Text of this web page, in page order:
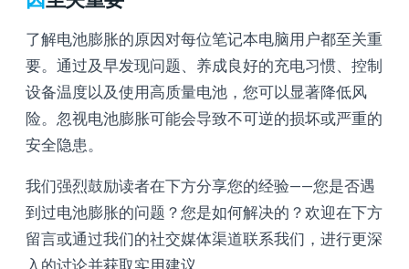
了解电池膨胀的原因对每位笔记本电脑用户都至关重
要。通过及早发现问题、养成良好的充电习惯、控制
设备温度以及使用高质量电池，您可以显著降低风
险。忽视电池膨胀可能会导致不可逆的损坏或严重的
安全隐患。
我们强烈鼓励读者在下方分享您的经验——您是否遇
到过电池膨胀的问题？您是如何解决的？欢迎在下方
留言或通过我们的社交媒体渠道联系我们，进行更深
入的讨论并获取实用建议。